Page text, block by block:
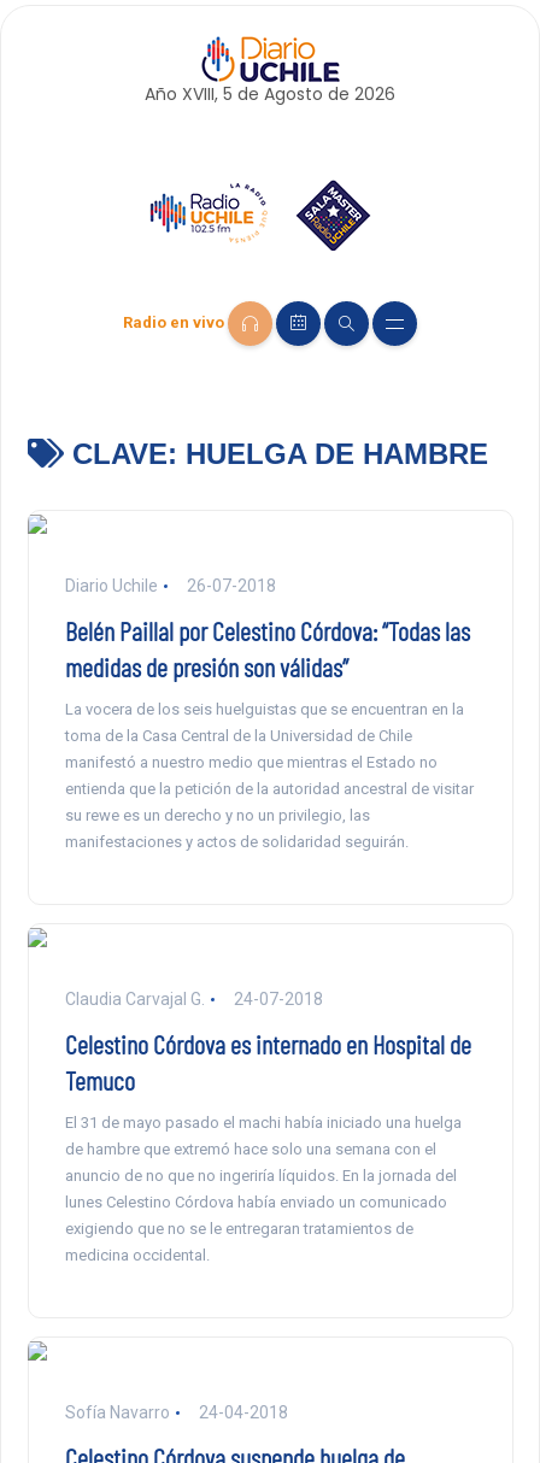
Año XVIII, 5 de Agosto de 2026
Radio en vivo
CLAVE: HUELGA DE HAMBRE
Diario Uchile 26-07-2018
Belén Paillal por Celestino Córdova: “Todas las
medidas de presión son válidas”
La vocera de los seis huelguistas que se encuentran en la
toma de la Casa Central de la Universidad de Chile
manifestó a nuestro medio que mientras el Estado no
entienda que la petición de la autoridad ancestral de visitar
su rewe es un derecho y no un privilegio, las
manifestaciones y actos de solidaridad seguirán.
Claudia Carvajal G. 24-07-2018
Celestino Córdova es internado en Hospital de
Temuco
El 31 de mayo pasado el machi había iniciado una huelga
de hambre que extremó hace solo una semana con el
anuncio de no que no ingeriría líquidos. En la jornada del
lunes Celestino Córdova había enviado un comunicado
exigiendo que no se le entregaran tratamientos de
medicina occidental.
Sofía Navarro 24-04-2018